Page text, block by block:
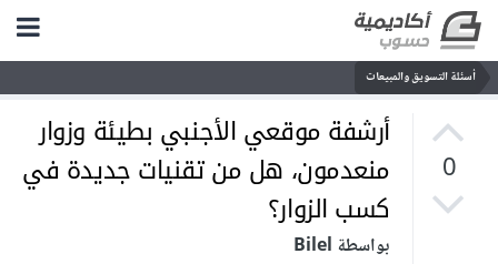
أسئلة التسويق والمبيعات
0
أرشفة موقعي الأجنبي بطيئة وزوار
منعدمون، هل من تقنيات جديدة في
كسب الزوار؟
بواسطة Bilel